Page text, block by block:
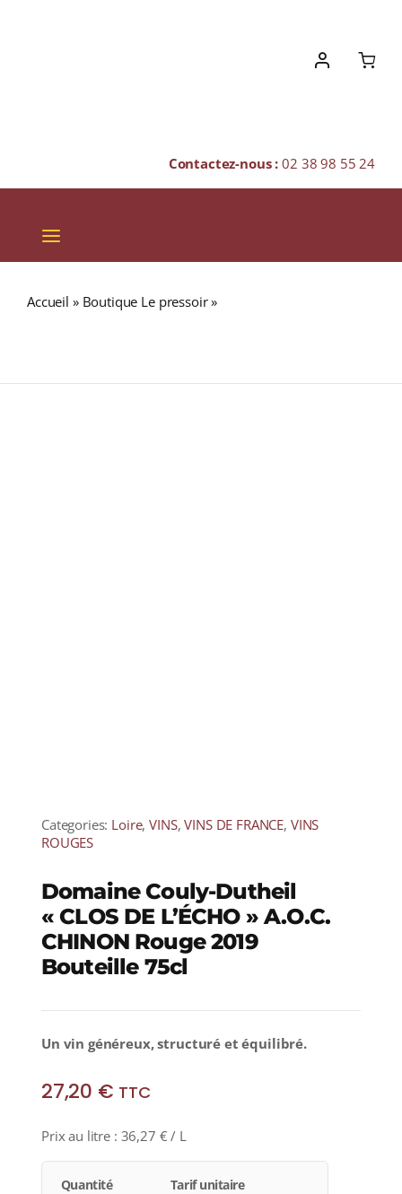
Contactez-nous :02 38 98 55 24
Toggle
Navigation
Accueil » Boutique Le pressoir»
Categories: Loire,VINS,VINS DE FRANCE, VINS
ROUGES
Domaine Couly-Dutheil
« CLOS DE L’ÉCHO » A.O.C.
CHINON Rouge 2019
Bouteille 75cl
Un vin généreux, structuré et équilibré.
27,20 € TTC
Prix au litre : 36,27 € / L
Quantité
Tarif unitaire